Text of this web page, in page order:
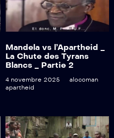
Mandela vs l’Apartheid _
La Chute des Tyrans
Blancs _ Partie 2
4 novembre 2025
alocoman
apartheid